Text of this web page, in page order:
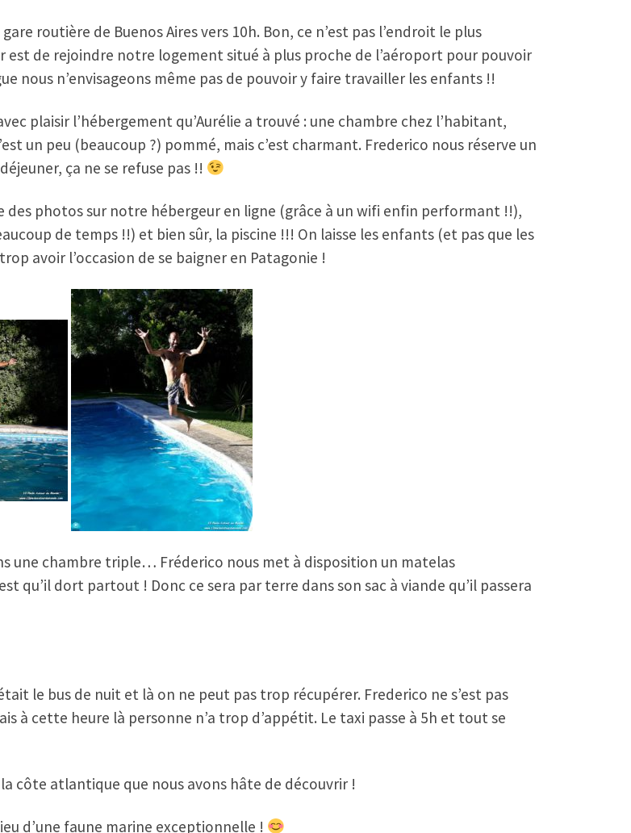
routière de Buenos Aires vers 10h. Bon, ce n’est pas l’endroit le plus
de rejoindre notre logement situé à plus proche de l’aéroport pour pouvoir
nous n’envisageons même pas de pouvoir y faire travailler les enfants !!
plaisir l’hébergement qu’Aurélie a trouvé : une chambre chez l’habitant,
un peu (beaucoup ?) pommé, mais c’est charmant. Frederico nous réserve un
ça ne se refuse pas !!
des photos sur notre hébergeur en ligne (grâce à un wifi enfin performant !!),
de temps !!) et bien sûr, la piscine !!! On laisse les enfants (et pas que les
avoir l’occasion de se baigner en Patagonie !
une chambre triple… Fréderico nous met à disposition un matelas
qu’il dort partout ! Donc ce sera par terre dans son sac à viande qu’il passera
le bus de nuit et là on ne peut pas trop récupérer. Frederico ne s’est pas
à cette heure là personne n’a trop d’appétit. Le taxi passe à 5h et tout se
côte atlantique que nous avons hâte de découvrir !
d’une faune marine exceptionnelle !